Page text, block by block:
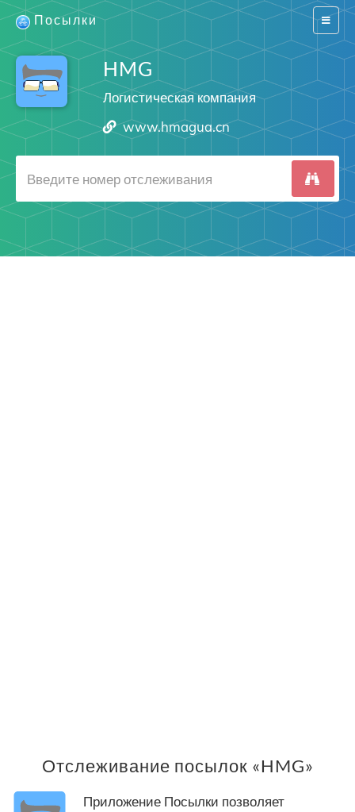
Switch
Посылки
HMG
Логистическая компания
www.hmagua.cn
Отслеживание посылок «HMG»
Приложение Посылки позволяет